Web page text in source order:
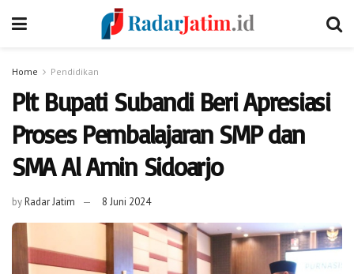
Home Pendidikan
Plt Bupati Subandi Beri Apresiasi
Proses Pembalajaran SMP dan
SMA Al Amin Sidoarjo
byRadar Jatim 8 Juni 2024